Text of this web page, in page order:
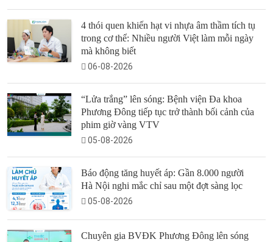
4 thói quen khiến hạt vi nhựa âm thầm tích tụ
trong cơ thể: Nhiều người Việt làm mỗi ngày
mà không biết
06-08-2026
“Lửa trắng” lên sóng: Bệnh viện Đa khoa
Phương Đông tiếp tục trở thành bối cảnh của
phim giờ vàng VTV
05-08-2026
Báo động tăng huyết áp: Gần 8.000 người
Hà Nội nghi mắc chỉ sau một đợt sàng lọc
05-08-2026
Chuyên gia BVĐK Phương Đông lên sóng